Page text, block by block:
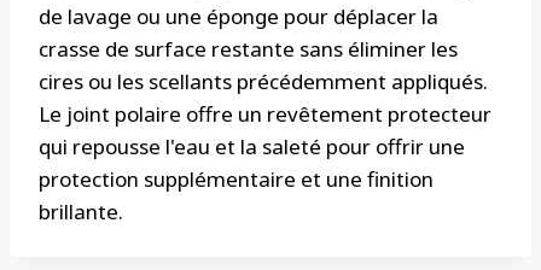
de lavage ou une éponge pour déplacer la
crasse de surface restante sans éliminer les
cires ou les scellants précédemment appliqués.
Le joint polaire offre un revêtement protecteur
qui repousse l'eau et la saleté pour offrir une
protection supplémentaire et une finition
brillante.